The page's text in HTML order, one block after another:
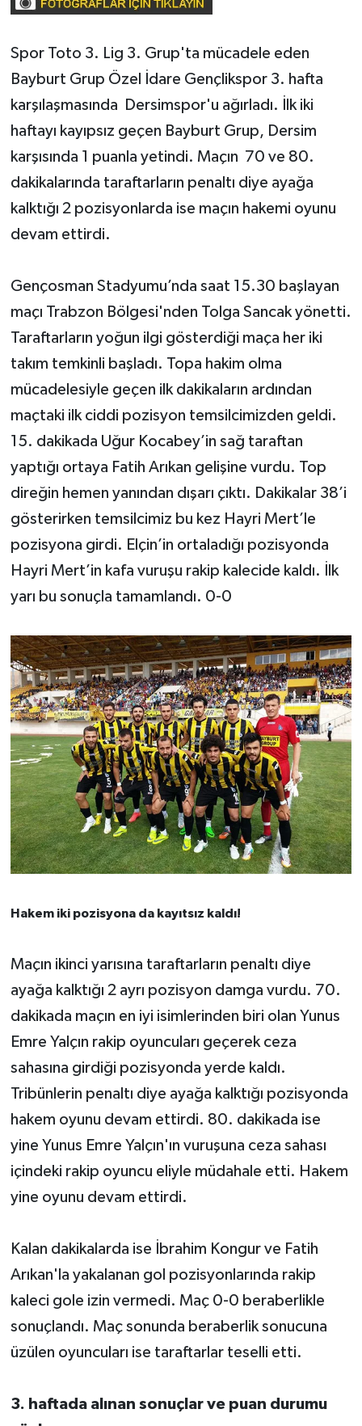
Spor Toto 3. Lig 3. Grup'ta mücadele eden
Bayburt Grup Özel İdare Gençlikspor 3. hafta
karşılaşmasında Dersimspor'u ağırladı. İlk iki
haftayı kayıpsız geçen Bayburt Grup, Dersim
karşısında 1 puanla yetindi. Maçın 70 ve 80.
dakikalarında taraftarların penaltı diye ayağa
kalktığı 2 pozisyonlarda ise maçın hakemi oyunu
devam ettirdi.
Gençosman Stadyumu’nda saat 15.30 başlayan
maçı Trabzon Bölgesi'nden Tolga Sancak yönetti.
Taraftarların yoğun ilgi gösterdiği maça her iki
takım temkinli başladı. Topa hakim olma
mücadelesiyle geçen ilk dakikaların ardından
maçtaki ilk ciddi pozisyon temsilcimizden geldi.
15. dakikada Uğur Kocabey’in sağ taraftan
yaptığı ortaya Fatih Arıkan gelişine vurdu. Top
direğin hemen yanından dışarı çıktı. Dakikalar 38’i
gösterirken temsilcimiz bu kez Hayri Mert’le
pozisyona girdi. Elçin’in ortaladığı pozisyonda
Hayri Mert’in kafa vuruşu rakip kalecide kaldı. İlk
yarı bu sonuçla tamamlandı. 0-0
Hakem iki pozisyona da kayıtsız kaldı!
Maçın ikinci yarısına taraftarların penaltı diye
ayağa kalktığı 2 ayrı pozisyon damga vurdu. 70.
dakikada maçın en iyi isimlerinden biri olan Yunus
Emre Yalçın rakip oyuncuları geçerek ceza
sahasına girdiği pozisyonda yerde kaldı.
Tribünlerin penaltı diye ayağa kalktığı pozisyonda
hakem oyunu devam ettirdi. 80. dakikada ise
yine Yunus Emre Yalçın'ın vuruşuna ceza sahası
içindeki rakip oyuncu eliyle müdahale etti. Hakem
yine oyunu devam ettirdi.
Kalan dakikalarda ise İbrahim Kongur ve Fatih
Arıkan'la yakalanan gol pozisyonlarında rakip
kaleci gole izin vermedi. Maç 0-0 beraberlikle
sonuçlandı. Maç sonunda beraberlik sonucuna
üzülen oyuncuları ise taraftarlar teselli etti.
3. haftada alınan sonuçlar ve puan durumu